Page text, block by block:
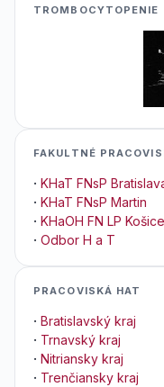
TROMBOCYTOPENIE
FAKULTNÉ
· KHaT FNsP
· KHaT FNsP Martin
· KHaOH FN LP Košice
· Odbor H a T
PRACOVISKÁ HAT
· Bratislavský kraj
· Trnavský kraj
· Nitriansky kraj
· Trenčiansky kraj